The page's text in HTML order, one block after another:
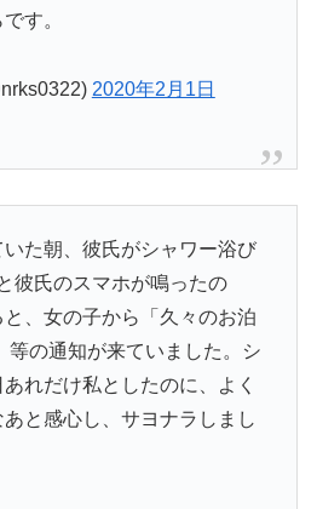
す。
2020年2月1日
た朝、彼氏がシャワー浴び
彼氏のスマホが鳴ったの
、女の子から「久々のお泊
等の通知が来ていました。シ
れだけ私としたのに、よく
と感心し、サヨナラしまし